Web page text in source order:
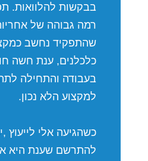
בבקשות להלוואות.
רמה גבוהה של
שהתפקיד נחשב
כלכלנים, ענת חשה
בעבודה והתחילה
למקצוע הלא נכון.
כשהגיעה אלי לייעוץ
להתרשם שענת היא